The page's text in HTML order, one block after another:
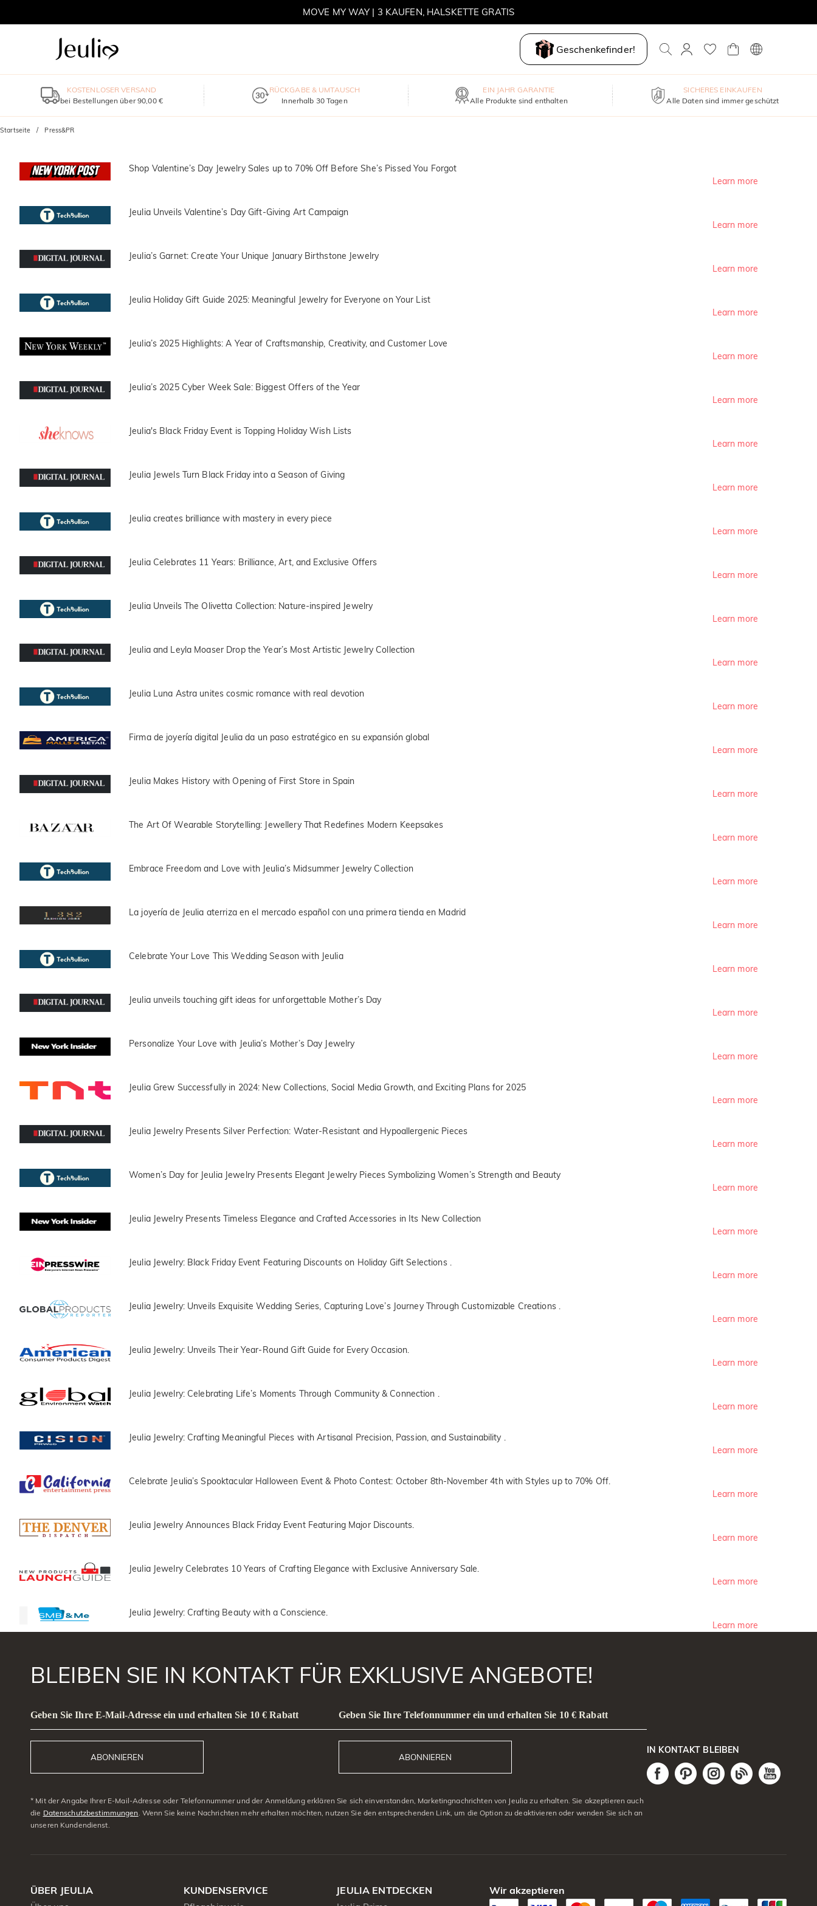
MOVE MY WAY | 3 KAUFEN, HALSKETTE GRATIS
Geschenkefinder!
KOSTENLOSER VERSAND
bei Bestellungen über 90,00 €
RÜCKGABE & UMTAUSCH
Innerhalb 30 Tagen
EIN JAHR GARANTIE
Alle Produkte sind enthalten
SICHERES EINKAUFEN
Alle Daten sind immer geschützt
Startseite Press&PR
Shop Valentine’s Day Jewelry Sales up to 70% Off Before She’s Pissed You Forgot
Learn more
Jeulia Unveils Valentine’s Day Gift-Giving Art Campaign
Learn more
Jeulia’s Garnet: Create Your Unique January Birthstone Jewelry
Learn more
Jeulia Holiday Gift Guide 2025: Meaningful Jewelry for Everyone on Your List
Learn more
Jeulia’s 2025 Highlights: A Year of Craftsmanship, Creativity, and Customer Love
Learn more
Jeulia’s 2025 Cyber Week Sale: Biggest Offers of the Year
Learn more
Jeulia's Black Friday Event is Topping Holiday Wish Lists
Learn more
Jeulia Jewels Turn Black Friday into a Season of Giving
Learn more
Jeulia creates brilliance with mastery in every piece
Learn more
Jeulia Celebrates 11 Years: Brilliance, Art, and Exclusive Offers
Learn more
Jeulia Unveils The Olivetta Collection: Nature-inspired Jewelry
Learn more
Jeulia and Leyla Moaser Drop the Year’s Most Artistic Jewelry Collection
Learn more
Jeulia Luna Astra unites cosmic romance with real devotion
Learn more
Firma de joyería digital Jeulia da un paso estratégico en su expansión global
Learn more
Jeulia Makes History with Opening of First Store in Spain
Learn more
The Art Of Wearable Storytelling: Jewellery That Redefines Modern Keepsakes
Learn more
Embrace Freedom and Love with Jeulia’s Midsummer Jewelry Collection
Learn more
La joyería de Jeulia aterriza en el mercado español con una primera tienda en Madrid
Learn more
Celebrate Your Love This Wedding Season with Jeulia
Learn more
Jeulia unveils touching gift ideas for unforgettable Mother’s Day
Learn more
Personalize Your Love with Jeulia’s Mother’s Day Jewelry
Learn more
Jeulia Grew Successfully in 2024: New Collections, Social Media Growth, and Exciting Plans for 2025
Learn more
Jeulia Jewelry Presents Silver Perfection: Water-Resistant and Hypoallergenic Pieces
Learn more
Women’s Day for Jeulia Jewelry Presents Elegant Jewelry Pieces Symbolizing Women’s Strength and Beauty
Learn more
Jeulia Jewelry Presents Timeless Elegance and Crafted Accessories in Its New Collection
Learn more
Jeulia Jewelry: Black Friday Event Featuring Discounts on Holiday Gift Selections .
Learn more
Jeulia Jewelry: Unveils Exquisite Wedding Series, Capturing Love’s Journey Through Customizable Creations .
Learn more
Jeulia Jewelry: Unveils Their Year-Round Gift Guide for Every Occasion.
Learn more
Jeulia Jewelry: Celebrating Life’s Moments Through Community & Connection .
Learn more
Jeulia Jewelry: Crafting Meaningful Pieces with Artisanal Precision, Passion, and Sustainability .
Learn more
Celebrate Jeulia’s Spooktacular Halloween Event & Photo Contest: October 8th-November 4th with Styles up to 70% Off.
Learn more
Jeulia Jewelry Announces Black Friday Event Featuring Major Discounts.
Learn more
Jeulia Jewelry Celebrates 10 Years of Crafting Elegance with Exclusive Anniversary Sale.
Learn more
Jeulia Jewelry: Crafting Beauty with a Conscience.
Learn more
BLEIBEN SIE IN KONTAKT FÜR EXKLUSIVE ANGEBOTE!
Geben Sie Ihre E-Mail-Adresse ein und erhalten Sie 10 € Rabatt
ABONNIEREN
Geben Sie Ihre Telefonnummer ein und erhalten Sie 10 € Rabatt
ABONNIEREN
* Mit der Angabe Ihrer E-Mail-Adresse oder Telefonnummer und der Anmeldung erklären Sie sich einverstanden, Marketingnachrichten von Jeulia zu erhalten. Sie akzeptieren auch
die Datenschutzbestimmungen . Wenn Sie keine Nachrichten mehr erhalten möchten, nutzen Sie den entsprechenden Link, um die Option zu deaktivieren oder wenden Sie sich an
unseren Kundendienst.
IN KONTAKT BLEIBEN
ÜBER JEULIA KUNDENSERVICE JEULIA ENTDECKEN Wir akzeptieren